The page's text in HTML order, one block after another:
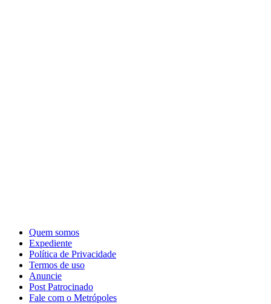
Quem somos
Expediente
Política de Privacidade
Termos de uso
Anuncie
Post Patrocinado
Fale com o Metrópoles